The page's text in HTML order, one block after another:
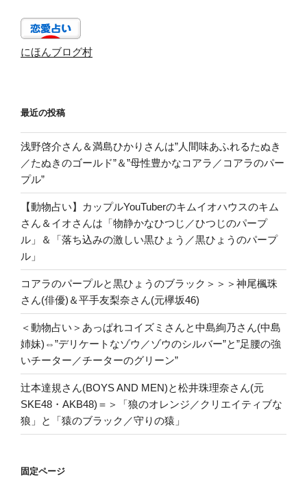
にほんブログ村
最近の投稿
浅野啓介さん＆満島ひかりさんは”人間味あふれるたぬき
／たぬきのゴールド”＆”母性豊かなコアラ／コアラのパー
プル”
【動物占い】カップルYouTuberのキムイオハウスのキム
さん＆イオさんは「物静かなひつじ／ひつじのパープ
ル」＆「落ち込みの激しい黒ひょう／黒ひょうのパープ
ル」
コアラのパープルと黒ひょうのブラック＞＞＞神尾楓珠
さん(俳優)＆平手友梨奈さん(元欅坂46)
＜動物占い＞あっぱれコイズミさんと中島絢乃さん(中島
姉妹)⇔”デリケートなゾウ／ゾウのシルバー”と”足腰の強
いチーター／チーターのグリーン”
辻本達規さん(BOYS AND MEN)と松井珠理奈さん(元
SKE48・AKB48)＝＞「狼のオレンジ／クリエイティブな
狼」と「猿のブラック／守りの猿」
固定ページ